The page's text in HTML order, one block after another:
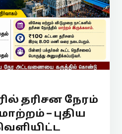
தரிசன நேரம்
– புதிய